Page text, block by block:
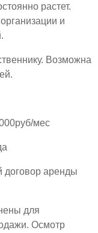
растет.
и
Возможна
мес
договор аренды
для
Осмотр